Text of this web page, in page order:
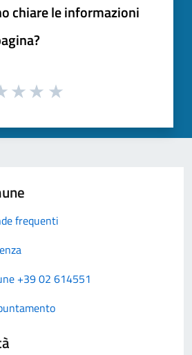
chiare le informazioni
frequenti
+39 02 614551